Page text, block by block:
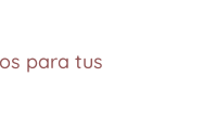
para tus